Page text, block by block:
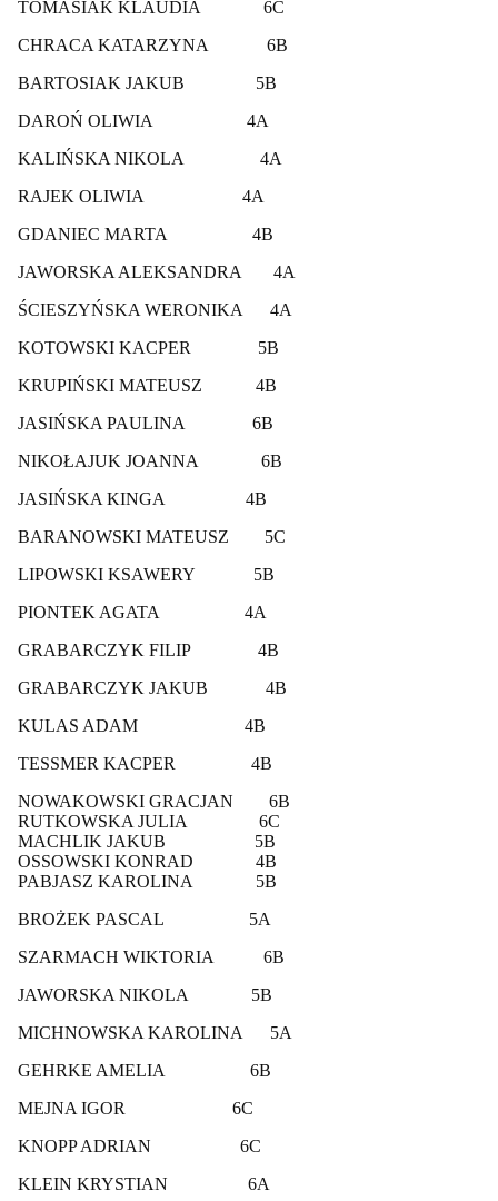
TOMASIAK KLAUDIA 6C
CHRACA KATARZYNA 6B
BARTOSIAK JAKUB 5B
DAROŃ OLIWIA 4A
KALIŃSKA NIKOLA 4A
RAJEK OLIWIA 4A
GDANIEC MARTA 4B
JAWORSKA ALEKSANDRA 4A
ŚCIESZYŃSKA WERONIKA 4A
KOTOWSKI KACPER 5B
KRUPIŃSKI MATEUSZ 4B
JASIŃSKA PAULINA 6B
NIKOŁAJUK JOANNA 6B
JASIŃSKA KINGA 4B
BARANOWSKI MATEUSZ 5C
LIPOWSKI KSAWERY 5B
PIONTEK AGATA 4A
GRABARCZYK FILIP 4B
GRABARCZYK JAKUB 4B
KULAS ADAM 4B
TESSMER KACPER 4B
NOWAKOWSKI GRACJAN 6B
RUTKOWSKA JULIA 6C
MACHLIK JAKUB 5B
OSSOWSKI KONRAD 4B
PABJASZ KAROLINA 5B
BROŻEK PASCAL 5A
SZARMACH WIKTORIA 6B
JAWORSKA NIKOLA 5B
MICHNOWSKA KAROLINA 5A
GEHRKE AMELIA 6B
MEJNA IGOR 6C
KNOPP ADRIAN 6C
KLEIN KRYSTIAN 6A